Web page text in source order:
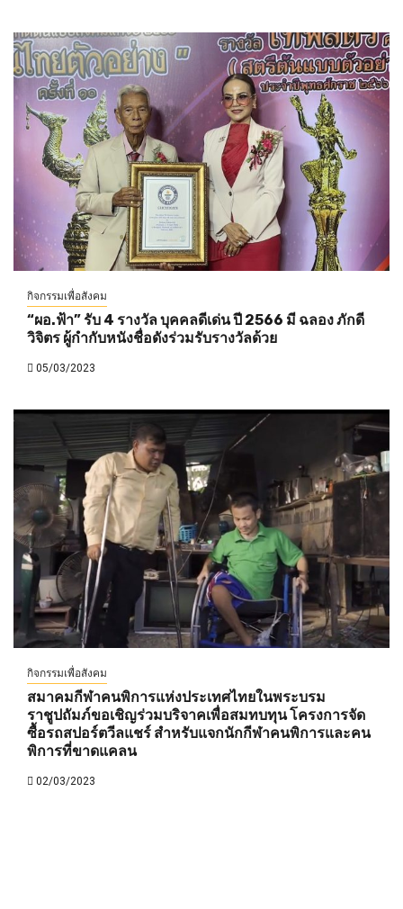
กิจกรรมเพื่อสังคม
“ผอ.ฟ้า” รับ 4 รางวัล บุคคลดีเด่น ปี 2566 มี ฉลอง ภักดี
วิจิตร ผู้กำกับหนังชื่อดังร่วมรับรางวัลด้วย
05/03/2023
กิจกรรมเพื่อสังคม
สมาคมกีฬาคนพิการแห่งประเทศไทยในพระบรม
ราชูปถัมภ์ขอเชิญร่วมบริจาคเพื่อสมทบทุน โครงการจัด
ซื้อรถสปอร์ตวีลแชร์ สำหรับแจกนักกีฬาคนพิการและคน
พิการที่ขาดแคลน
02/03/2023